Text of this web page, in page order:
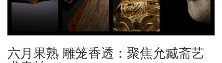
六月果熟 雕笼香透：聚焦允臧斋艺